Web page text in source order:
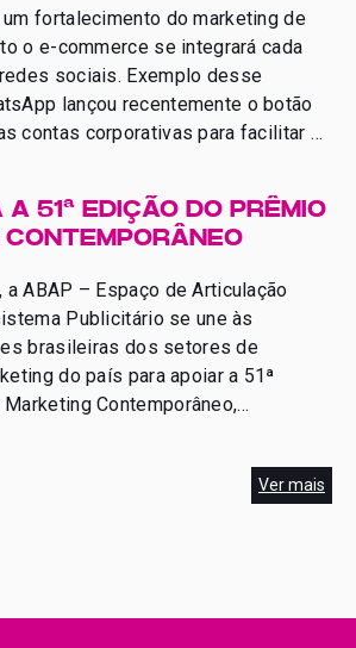
fortalecimento do marketing de
o e-commerce se integrará cada
sociais. Exemplo desse
lançou recentemente o botão
contas corporativas para facilitar a
51ª EDIÇÃO DO PRÊMIO
ABAP – Espaço de Articulação
Publicitário se une às
brasileiras dos setores de
do país para apoiar a 51ª
Contemporâneo,
Ver mais